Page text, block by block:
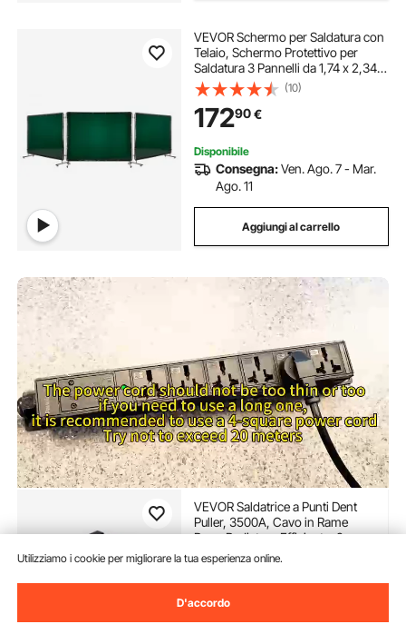
VEVOR Schermo per Saldatura con
Telaio, Schermo Protettivo per
Saldatura 3 Pannelli da 1,74 x 2,34
m, Tenda di Protezione di Sicurezza
in Vinile Ignifugo con 12 Ruote
Protezione UV a 6 Livelli
(10)
17290€
Disponibile
Consegna:Ven. Ago. 7 - Mar.
Ago. 11
Aggiungi al carrello
VEVOR Saldatrice a Punti Dent
Puller, 3500A, Cavo in Rame
Puro, Radiatore Efficiente, 2
Pistole per Saldatura, 7 Modalità
Disponibili, Saldatura a Induzione
Automatica, Aspirazione a Vuoto
180 kg
20590€
Disponibile
Utilizziamo i cookie per migliorare la tua esperienza online.
D'accordo